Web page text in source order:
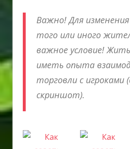
Важно! Для
того или иного
важное условие!
иметь опыта
торговли с игроками
скриншот).